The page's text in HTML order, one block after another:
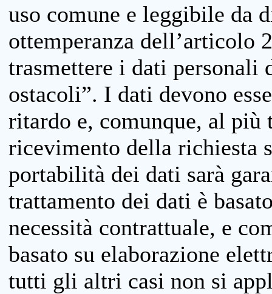
uso comune e leggibile da
ottemperanza dell’articolo
trasmettere i dati personali
ostacoli”. I dati devono
ritardo e, comunque, al più
ricevimento della richiesta
portabilità dei dati sarà
trattamento dei dati è
necessità contrattuale, e
basato su elaborazione
tutti gli altri casi non si